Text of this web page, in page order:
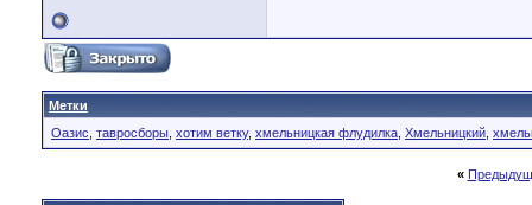
Метки
Оазис тавросборы хотим ветку, хмельницкая флудилка Хмельницкий
«